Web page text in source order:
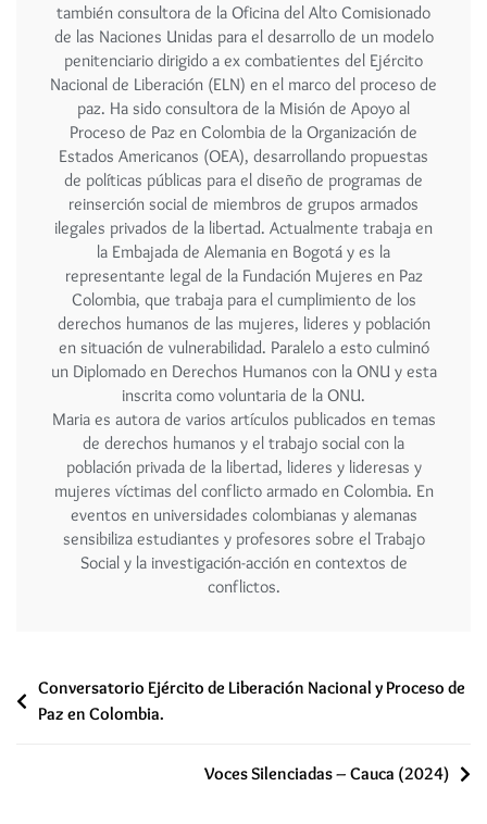
también consultora de la Oficina del Alto Comisionado
de las Naciones Unidas para el desarrollo de un modelo
penitenciario dirigido a ex combatientes del Ejército
Nacional de Liberación (ELN) en el marco del proceso de
paz. Ha sido consultora de la Misión de Apoyo al
Proceso de Paz en Colombia de la Organización de
Estados Americanos (OEA), desarrollando propuestas
de políticas públicas para el diseño de programas de
reinserción social de miembros de grupos armados
ilegales privados de la libertad. Actualmente trabaja en
la Embajada de Alemania en Bogotá y es la
representante legal de la Fundación Mujeres en Paz
Colombia, que trabaja para el cumplimiento de los
derechos humanos de las mujeres, lideres y población
en situación de vulnerabilidad. Paralelo a esto culminó
un Diplomado en Derechos Humanos con la ONU y esta
inscrita como voluntaria de la ONU.
Maria es autora de varios artículos publicados en temas
de derechos humanos y el trabajo social con la
población privada de la libertad, lideres y lideresas y
mujeres víctimas del conflicto armado en Colombia. En
eventos en universidades colombianas y alemanas
sensibiliza estudiantes y profesores sobre el Trabajo
Social y la investigación-acción en contextos de
conflictos.
Conversatorio Ejército de Liberación Nacional y Proceso de
Paz en Colombia.
Voces Silenciadas – Cauca (2024)